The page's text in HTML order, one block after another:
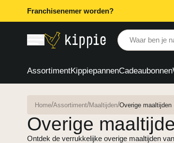
Franchisenemer worden?
Waar ben je
AssortimentKippiepannenCadeaubonnen
Home/Assortiment/Maaltijden/Overige maaltijden
Overige
Ontdek de verrukkelijke overige maaltijden